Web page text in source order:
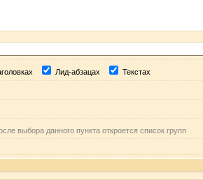
Лид-абзацах Текстах
выбора данного пункта откроется список групп